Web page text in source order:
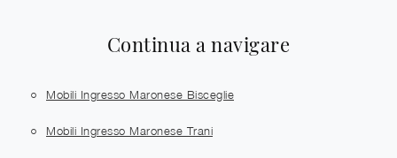
Continua a navigare
Mobili Ingresso Maronese Bisceglie
Mobili Ingresso Maronese Trani